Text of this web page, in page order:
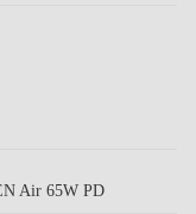
Air 65W PD